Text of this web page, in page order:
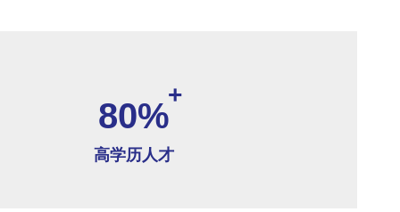
80%
高学历人才
+